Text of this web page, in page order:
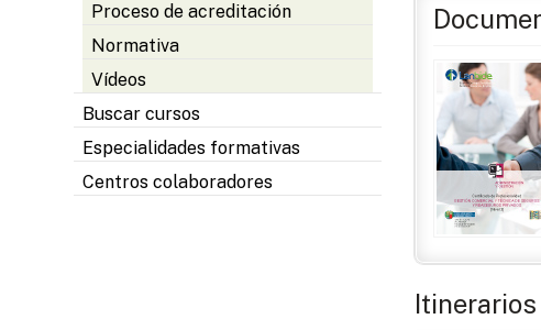
Proceso de acreditación
Normativa
Vídeos
Buscar cursos
Especialidades formativas
Centros colaboradores